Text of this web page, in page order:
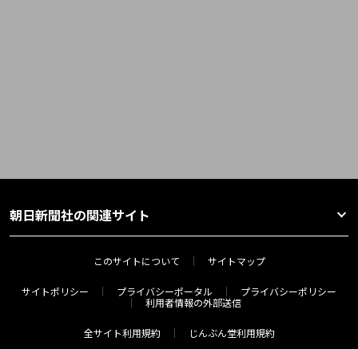
朝日新聞社の関連サイト
このサイトについて サイトマップ
サイトポリシー プライバシーポータル
プライバシーポリシー
利用者情報の外部送信
全サイト利用規約 じんぶん堂利用規約